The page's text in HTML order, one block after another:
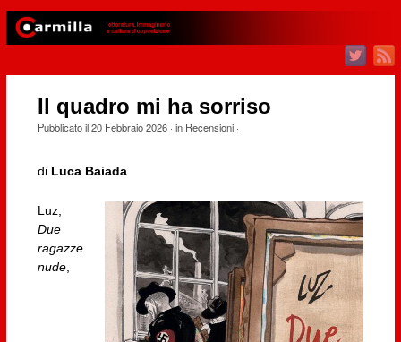
Il quadro mi ha sorriso
Pubblicato il20 Febbraio 2026· in Recensioni·
di Luca Baiada
Luz,
Due
ragazze
nude,